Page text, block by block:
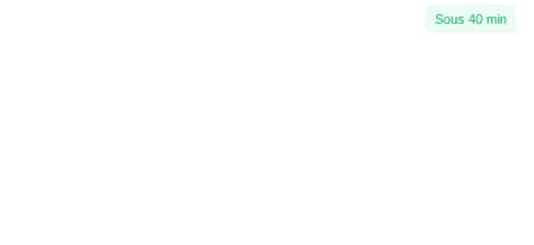
Sous 40 min